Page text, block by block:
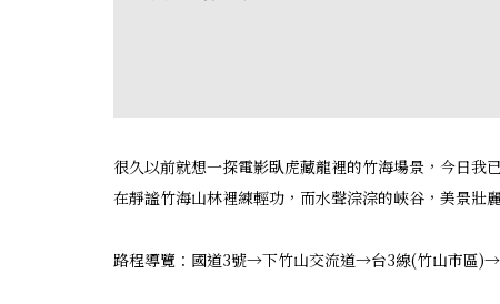
很久以前就想一探電影臥虎藏龍裡的竹海場景，今日我
在靜謐竹海山林裡練輕功，而水聲淙淙的峽谷，美景壯
路程導覽：國道3號→下竹山交流道→台3線(竹山市區